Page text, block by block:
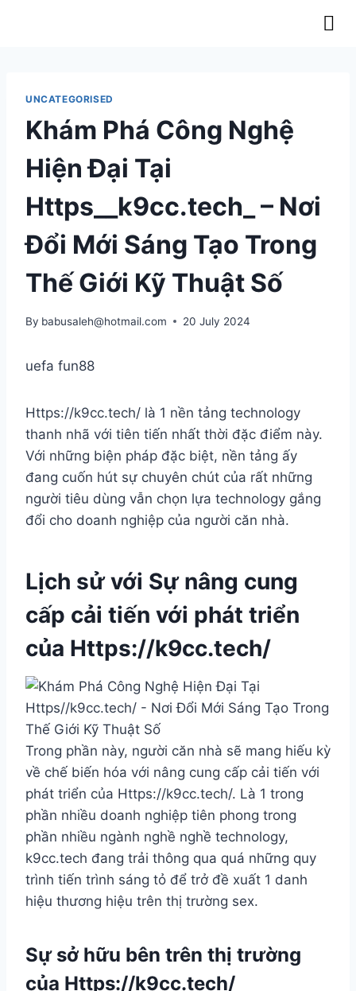
UNCATEGORISED
Khám Phá Công Nghệ
Hiện Đại Tại
Https__k9cc.tech_ – Nơi
Đổi Mới Sáng Tạo Trong
Thế Giới Kỹ Thuật Số
By babusaleh@hotmail.com 20 July 2024
uefa fun88
Https://k9cc.tech/ là 1 nền tảng technology
thanh nhã với tiên tiến nhất thời đặc điểm này.
Với những biện pháp đặc biệt, nền tảng ấy
đang cuốn hút sự chuyên chút của rất những
người tiêu dùng vẫn chọn lựa technology gắng
đổi cho doanh nghiệp của người căn nhà.
Lịch sử với Sự nâng cung
cấp cải tiến với phát triển
của Https://k9cc.tech/
Trong phần này, người căn nhà sẽ mang hiếu kỳ
về chế biến hóa với nâng cung cấp cải tiến với
phát triển của Https://k9cc.tech/. Là 1 trong
phần nhiều doanh nghiệp tiên phong trong
phần nhiều ngành nghề nghề technology,
k9cc.tech đang trải thông qua quá những quy
trình tiến trình sáng tỏ để trở đề xuất 1 danh
hiệu thương hiệu trên thị trường sex.
Sự sở hữu bên trên thị trường
của Https://k9cc.tech/